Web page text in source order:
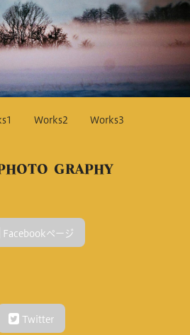
Works2 Works3
GRAPHY
Facebookページ
Twitter